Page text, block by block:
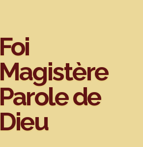
Foi
Magistère
Parole de
Dieu